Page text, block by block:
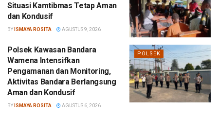
Situasi Kamtibmas Tetap Aman
dan Kondusif
BY ISMAYA ROSITA AGUSTUS 9, 2026
POLSEK
Polsek Kawasan Bandara
Wamena Intensifkan
Pengamanan dan Monitoring,
Aktivitas Bandara Berlangsung
Aman dan Kondusif
BY ISMAYA ROSITA AGUSTUS 6, 2026